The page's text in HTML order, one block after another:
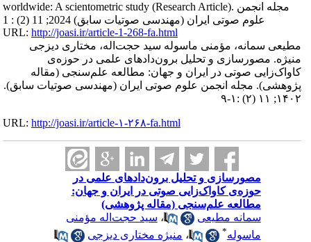
worldwide: A scientometric study (Research Article). مجله انجمن
علوم صوتی ایران (مهندسی صوتیات سابق) 2024; 11 (2) : 1
URL:http://joasi.ir/article-1-268-fa.html
مطیعی سمانه، مؤمنی ماسوله سید حجت‌اله، مختاری دیزجی
منیژه. مصورسازی و تحلیل برون‌دادهای علمی در حوزه‌ی
کاواک‌زایی صوتی در ایران و جهان: مطالعه علم‌سنجی (مقاله
پژوهشی). مجله انجمن علوم صوتی ایران (مهندسی صوتیات سابق).
۱۴۰۲; ۱۱ (۲) :۱-۹
URL:http://joasi.ir/article-۱-۲۶۸-fa.html
مصورسازی و تحلیل برون‌دادهای علمی در
حوزه‌ی کاواک‌زایی صوتی در ایران و جهان:
مطالعه علم‌سنجی (مقاله پژوهشی)
سمانه مطیعی
،سید حجت‌اله مؤمنی
ماسوله
،منیژه مختاری دیزجی